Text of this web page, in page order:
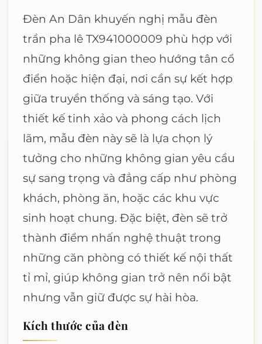
Đèn An Dân khuyến nghị mẫu đèn
trần pha lê TX941000009 phù hợp với
những không gian theo hướng tân cổ
điển hoặc hiện đại, nơi cần sự kết hợp
giữa truyền thống và sáng tạo. Với
thiết kế tinh xảo và phong cách lịch
lãm, mẫu đèn này sẽ là lựa chọn lý
tưởng cho những không gian yêu cầu
sự sang trọng và đẳng cấp như phòng
khách, phòng ăn, hoặc các khu vực
sinh hoạt chung. Đặc biệt, đèn sẽ trở
thành điểm nhấn nghệ thuật trong
những căn phòng có thiết kế nội thất
tỉ mỉ, giúp không gian trở nên nổi bật
nhưng vẫn giữ được sự hài hòa.
Kích thước của đèn